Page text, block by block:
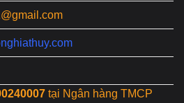
tại Ngân hàng TMCP